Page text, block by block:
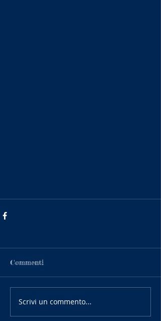
Commenti
Scrivi un commento...